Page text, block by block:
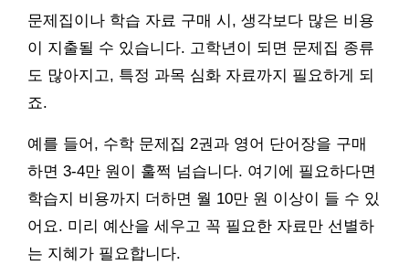
문제집이나 학습 자료 구매 시, 생각보다 많은 비용
이 지출될 수 있습니다. 고학년이 되면 문제집 종류
도 많아지고, 특정 과목 심화 자료까지 필요하게 되
죠.
예를 들어, 수학 문제집 2권과 영어 단어장을 구매
하면 3-4만 원이 훌쩍 넘습니다. 여기에 필요하다면
학습지 비용까지 더하면 월 10만 원 이상이 들 수 있
어요. 미리 예산을 세우고 꼭 필요한 자료만 선별하
는 지혜가 필요합니다.